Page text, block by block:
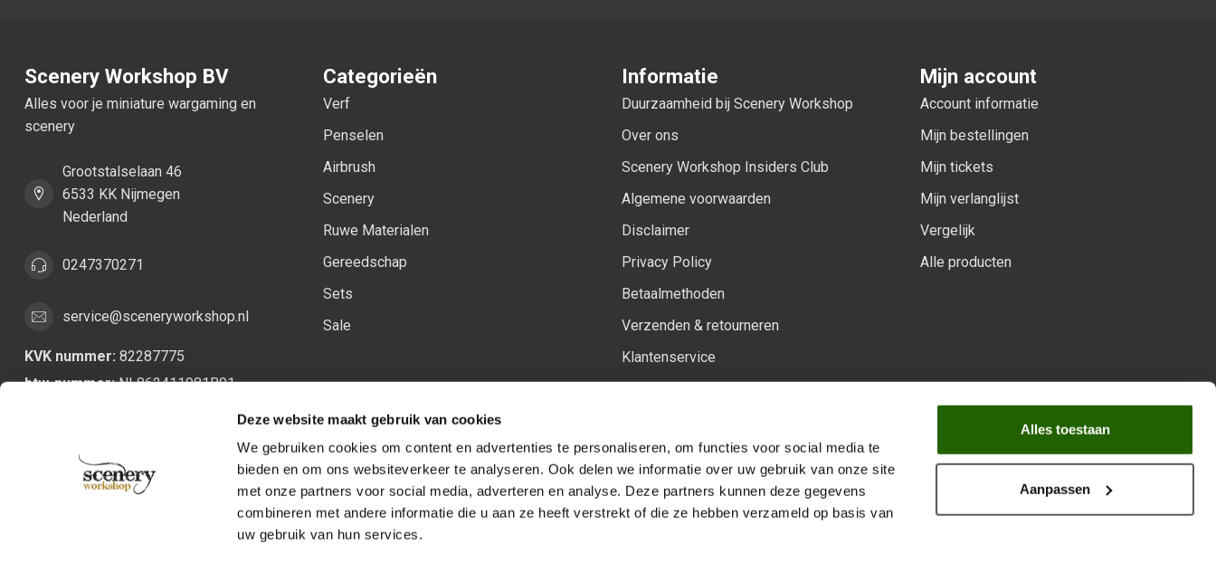
Deze website maakt gebruik van cookies
We gebruiken cookies om content en advertenties te personaliseren, om functies voor social media te
bieden en om ons websiteverkeer te analyseren. Ook delen we informatie over uw gebruik van onze site
met onze partners voor social media, adverteren en analyse. Deze partners kunnen deze gegevens
combineren met andere informatie die u aan ze heeft verstrekt of die ze hebben verzameld op basis van
uw gebruik van hun services.
Alles toestaan
Aanpassen
Scenery Workshop BV
Alles voor je miniature wargaming en
scenery
Grootstalselaan 46
6533 KK Nijmegen
Nederland
0247370271
service@sceneryworkshop.nl
KVK nummer: 82287775
btw-nummer:NL862411981B01
Categorieën
Verf
Penselen
Airbrush
Scenery
Ruwe Materialen
Gereedschap
Sets
Sale
Informatie
Duurzaamheid bij Scenery Workshop
Over ons
Scenery Workshop Insiders Club
Algemene voorwaarden
Disclaimer
Privacy Policy
Betaalmethoden
Verzenden & retourneren
Klantenservice
Mijn account
Account informatie
Mijn bestellingen
Mijn tickets
Mijn verlanglijst
Vergelijk
Alle producten
Volg ons op:
Facebook
YoutubeInstagram